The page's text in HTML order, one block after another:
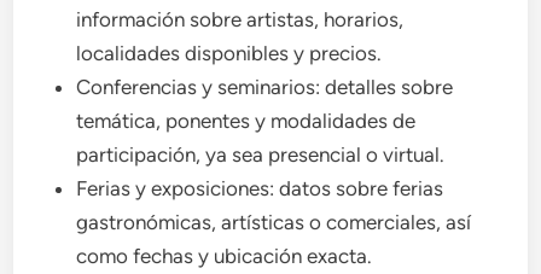
información sobre artistas, horarios,
localidades disponibles y precios.
Conferencias y seminarios: detalles sobre
temática, ponentes y modalidades de
participación, ya sea presencial o virtual.
Ferias y exposiciones: datos sobre ferias
gastronómicas, artísticas o comerciales, así
como fechas y ubicación exacta.